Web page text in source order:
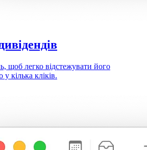
щоб легко відстежувати його
кілька кліків.